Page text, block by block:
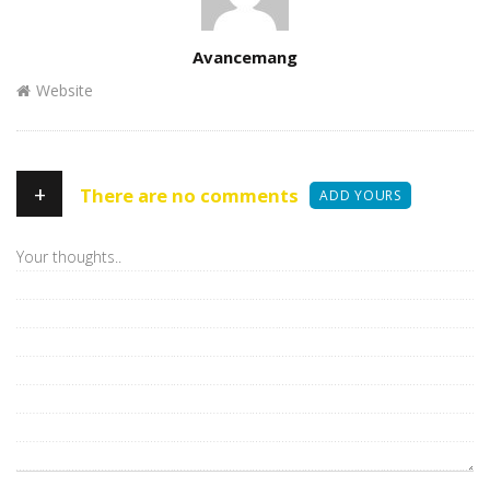
Avancemang
Website
+ There are no comments ADD YOURS